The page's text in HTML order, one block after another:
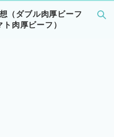
（ダブル肉厚ビーフ
肉厚ビーフ）